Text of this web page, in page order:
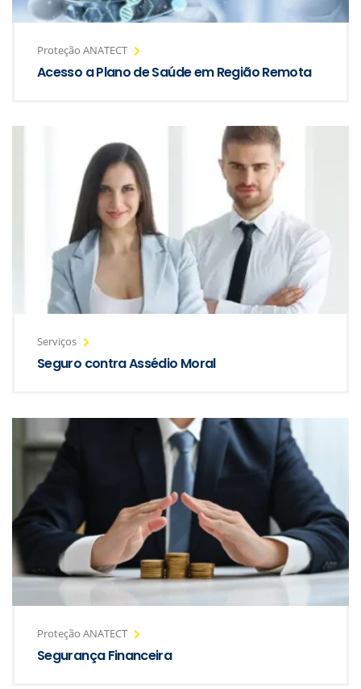
Proteção ANATECT
Acesso a Plano de Saúde em Região Remota
Serviços
Seguro contra Assédio Moral
Proteção ANATECT
Segurança Financeira